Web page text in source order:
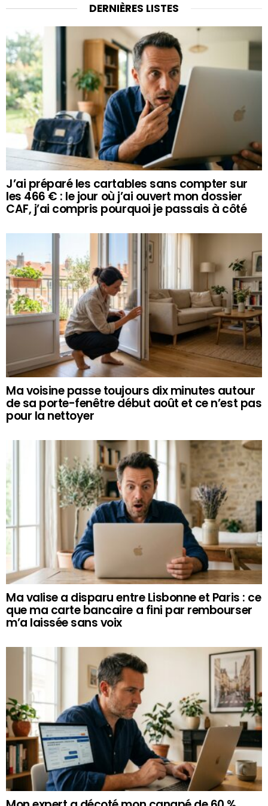
DERNIÈRES LISTES
J’ai préparé les cartables sans compter sur
les 466 € : le jour où j’ai ouvert mon dossier
CAF, j’ai compris pourquoi je passais à côté
Ma voisine passe toujours dix minutes autour
de sa porte-fenêtre début août et ce n’est pas
pour la nettoyer
Ma valise a disparu entre Lisbonne et Paris : ce
que ma carte bancaire a fini par rembourser
m’a laissée sans voix